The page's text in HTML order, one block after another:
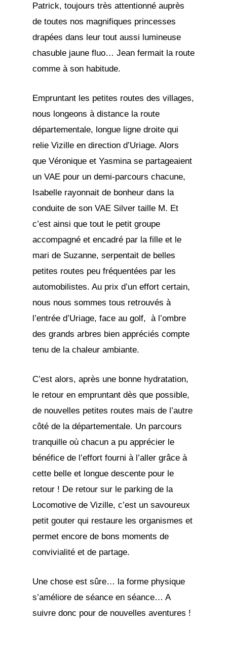
Patrick, toujours très attentionné auprès
de toutes nos magnifiques princesses
drapées dans leur tout aussi lumineuse
chasuble jaune fluo… Jean fermait la route
comme à son habitude.
Empruntant les petites routes des villages,
nous longeons à distance la route
départementale, longue ligne droite qui
relie Vizille en direction d’Uriage. Alors
que Véronique et Yasmina se partageaient
un VAE pour un demi-parcours chacune,
Isabelle rayonnait de bonheur dans la
conduite de son VAE Silver taille M. Et
c’est ainsi que tout le petit groupe
accompagné et encadré par la fille et le
mari de Suzanne, serpentait de belles
petites routes peu fréquentées par les
automobilistes. Au prix d’un effort certain,
nous nous sommes tous retrouvés à
l’entrée d’Uriage, face au golf, à l’ombre
des grands arbres bien appréciés compte
tenu de la chaleur ambiante.
C’est alors, après une bonne hydratation,
le retour en empruntant dès que possible,
de nouvelles petites routes mais de l’autre
côté de la départementale. Un parcours
tranquille où chacun a pu apprécier le
bénéfice de l’effort fourni à l’aller grâce à
cette belle et longue descente pour le
retour ! De retour sur le parking de la
Locomotive de Vizille, c’est un savoureux
petit gouter qui restaure les organismes et
permet encore de bons moments de
convivialité et de partage.
Une chose est sûre… la forme physique
s’améliore de séance en séance… A
suivre donc pour de nouvelles aventures !